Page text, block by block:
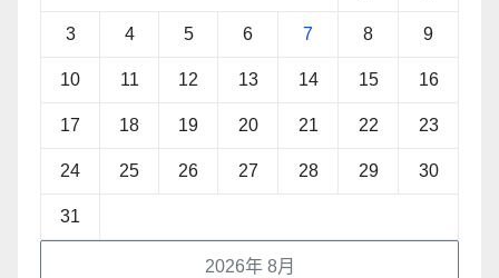
2026年 8月
3 4 5 6 7 8 9
10 11 12 13 14 15 16
17 18 19 20 21 22 23
24 25 26 27 28 29 30
31